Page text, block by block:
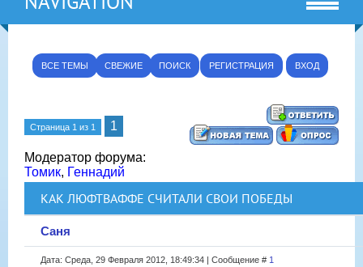
ВСЕ ТЕМЫ СВЕЖИЕ ПОИСК РЕГИСТРАЦИЯ ВХОД
Страница 1 из 1 1
Модератор форума:
Томик, Геннадий
КАК ЛЮФТВАФФЕ СЧИТАЛИ СВОИ ПОБЕДЫ
Саня
Дата: Среда, 29 Февраля 2012, 18:49:34 | Сообщение # 1